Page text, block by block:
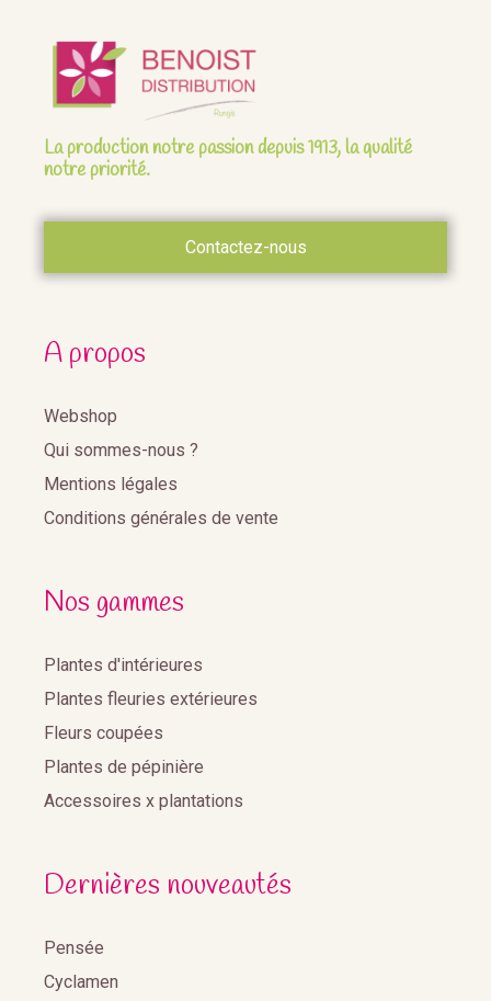
La production notre passion depuis 1913, la qualité
notre priorité.
Contactez-nous
A propos
Webshop
Qui sommes-nous ?
Mentions légales
Conditions générales de vente
Nos gammes
Plantes d'intérieures
Plantes fleuries extérieures
Fleurs coupées
Plantes de pépinière
Accessoires x plantations
Dernières nouveautés
Pensée
Cyclamen